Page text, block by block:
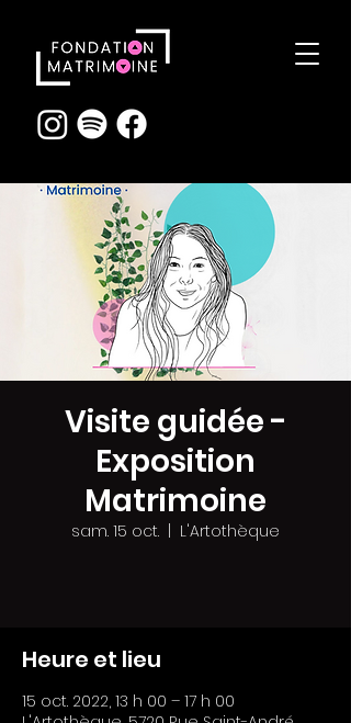
Visite guidée -
Exposition
Matrimoine
sam. 15 oct. L'Artothèque
Heure et lieu
15 oct. 2022, 13 h 00 – 17 h 00